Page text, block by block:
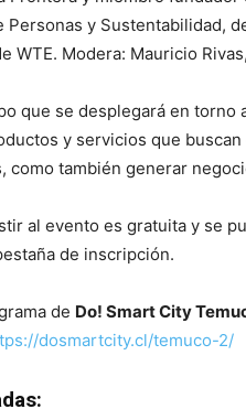
Personas y Sustentabilidad,
WTE. Modera: Mauricio
que se desplegará en torno
y servicios que
como también generar
al evento es gratuita y se
de inscripción.
de Do! Smart City
dosmartcity.cl/temuco-2/